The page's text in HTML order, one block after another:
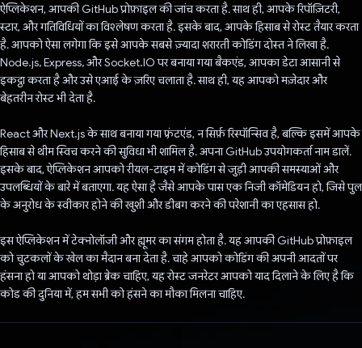
ऐप्लिकेशन, आपकी GitHub प्रोफ़ाइल की जांच करता है. साथ ही, आपके रिपॉज़िटरी,
स्टार, और गतिविधियों का विश्लेषण करता है. इसके बाद, आपके हिसाब से रोस्ट तैयार करता
है. आपको ऐसा लगेगा कि इसे आपके सबसे ज़्यादा शरारती कोडिंग दोस्त ने लिखा है.
Node.js, Express, और Socket.IO पर बनाया गया बैकएंड, आपका डेटा आसानी से
इकट्ठा करता है और उसे एआई के ज़रिए चलाता है. साथ ही, यह आपको मज़ेदार और
बेहतरीन रोस्ट भी देता है.
React और Next.js के साथ बनाया गया फ़्रंटएंड, न सिर्फ़ रिस्पॉन्सिव है, बल्कि इसमें आपके
हिसाब से थीम स्विच करने की सुविधा भी शामिल है. अपना GitHub उपयोगकर्ता नाम डालें.
इसके बाद, ऐप्लिकेशन आपको रीयल-टाइम में कोडिंग से जुड़ी आपकी समस्याओं और
उपलब्धियों के बारे में बताएगा. यह ऐसा है जैसे आपके पास एक निजी कॉमेडियन हो, जिसे पुल
के अनुरोध के स्वीकार होने की खुशी और डीबग करने की परेशानी का एहसास हो.
इस ऐप्लिकेशन में टेक्नोलॉजी और ह्यूमर का संगम होता है. यह आपकी GitHub प्रोफ़ाइल
को चुटकलों के खेल का मैदान बना देता है. चाहे आपको कोडिंग की अपनी आदतों पर
हंसना हो या आपको थोड़ा ब्रेक चाहिए, यह रोस्ट जनरेटर आपको याद दिलाने के लिए है कि
कोड की दुनिया में, हम सभी को हंसने का मौका मिलना चाहिए.